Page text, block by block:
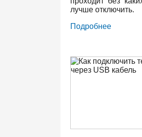
лучше отключить.
Подробнее